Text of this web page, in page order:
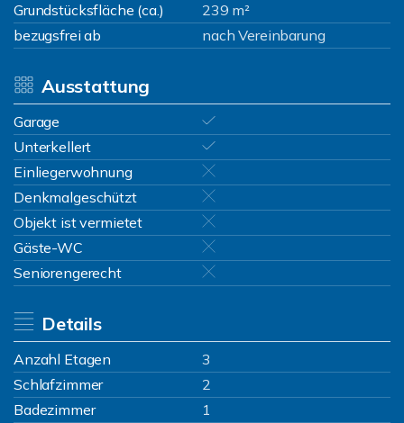
Grundstücksfläche (ca.)
239 m²
bezugsfrei ab
nach Vereinbarung
Ausstattung
Garage
Unterkellert
Einliegerwohnung
Denkmalgeschützt
Objekt ist vermietet
Gäste-WC
Seniorengerecht
Details
Anzahl Etagen
3
Schlafzimmer
2
Badezimmer
1